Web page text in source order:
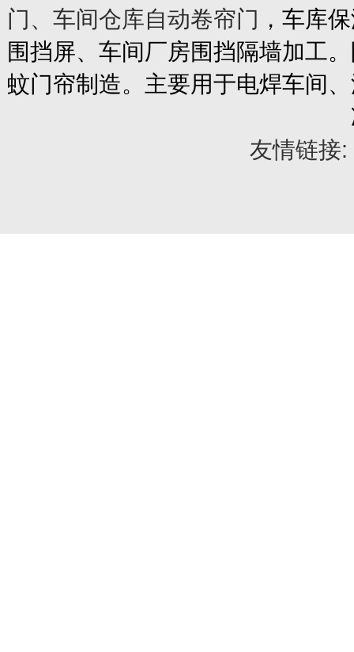
门、车间仓库自动卷帘门 ，车库
围挡屏、车间厂房围挡隔墙加工
蚊门帘制造。主要用于电焊车间
友情链接: